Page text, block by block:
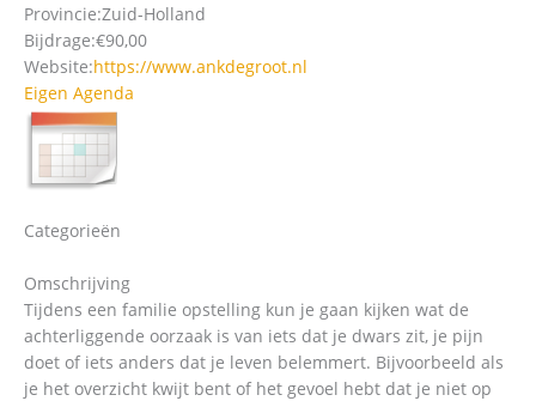
Provincie:Zuid-Holland
Bijdrage:€90,00
Website:https://www.ankdegroot.nl
Eigen Agenda
Categorieën
Omschrijving
Tijdens een familie opstelling kun je gaan kijken wat de
achterliggende oorzaak is van iets dat je dwars zit, je pijn
doet of iets anders dat je leven belemmert. Bijvoorbeeld als
je het overzicht kwijt bent of het gevoel hebt dat je niet op